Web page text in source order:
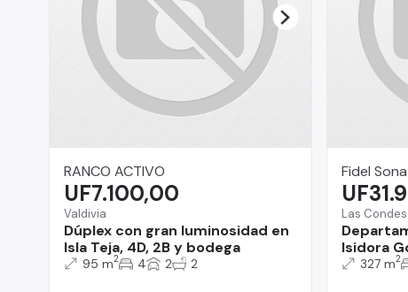
RANCO ACTIVO
Valdivia
Dúplex con gran luminosidad en
Isla Teja, 4D, 2B y bodega
UF7.100,00
95 m2 4 2 2
Fidel
Las Condes
Isidora
327 m2